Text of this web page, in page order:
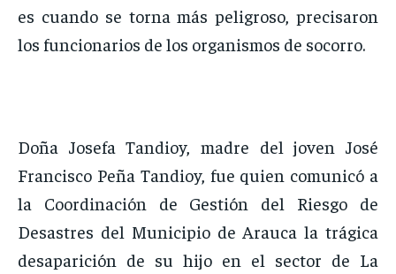
es cuando se torna más peligroso, precisaron
los funcionarios de los organismos de socorro.
Doña Josefa Tandioy, madre del joven José
Francisco Peña Tandioy, fue quien comunicó a
la Coordinación de Gestión del Riesgo de
Desastres del Municipio de Arauca la trágica
desaparición de su hijo en el sector de La